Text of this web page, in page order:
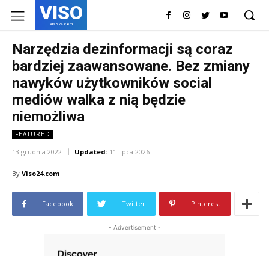
VISO
Viso24.com
Narzędzia dezinformacji są coraz
bardziej zaawansowane. Bez zmiany
nawyków użytkowników social
mediów walka z nią będzie
niemożliwa
FEATURED
13 grudnia 2022 Updated: 11 lipca 2026
By Viso24.com
Facebook Twitter Pinterest
- Advertisement -